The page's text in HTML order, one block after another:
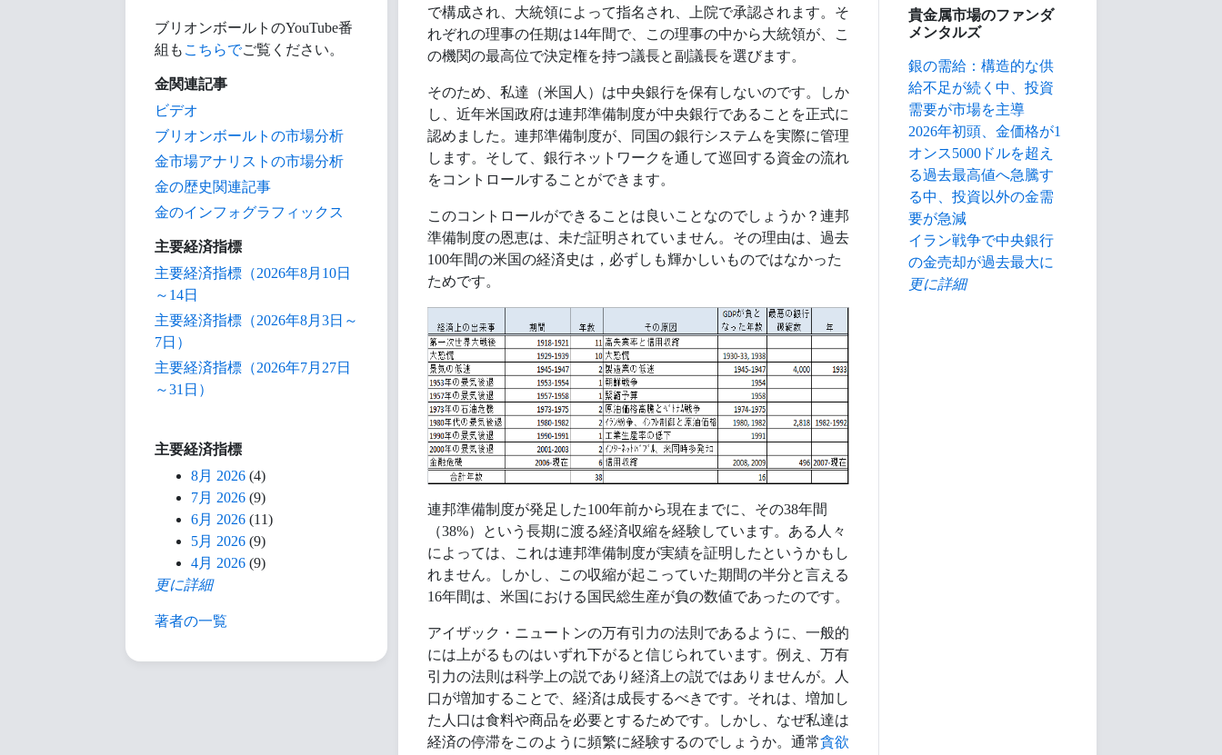
ブリオンボールトのYouTube番
組も こちらでご覧ください。
金関連記事
ビデオ
ブリオンボールトの市場分析
金市場アナリストの市場分析
金の歴史関連記事
金のインフォグラフィックス
主要経済指標
主要経済指標（2026年8月10日
～14日
主要経済指標（2026年8月3日～
7日）
主要経済指標（2026年7月27日
～31日）
主要経済指標
8月 2026 (4)
7月 2026 (9)
6月 2026 (11)
5月 2026 (9)
4月 2026 (9)
更に詳細
著者の一覧
で構成され、大統領によって指名され、上院で承認されます。そ
れぞれの理事の任期は14年間で、この理事の中から大統領が、こ
の機関の最高位で決定権を持つ議長と副議長を選びます。
そのため、私達（米国人）は中央銀行を保有しないのです。しか
し、近年米国政府は連邦準備制度が中央銀行であることを正式に
認めました。連邦準備制度が、同国の銀行システムを実際に管理
します。そして、銀行ネットワークを通して巡回する資金の流れ
をコントロールすることができます。
このコントロールができることは良いことなのでしょうか？連邦
準備制度の恩恵は、未だ証明されていません。その理由は、過去
100年間の米国の経済史は，必ずしも輝かしいものではなかった
ためです。
連邦準備制度が発足した100年前から現在までに、その38年間
（38%）という長期に渡る経済収縮を経験しています。ある人々
によっては、これは連邦準備制度が実績を証明したというかもし
れません。しかし、この収縮が起こっていた期間の半分と言える
16年間は、米国における国民総生産が負の数値であったのです。
アイザック・ニュートンの万有引力の法則であるように、一般的
には上がるものはいずれ下がると信じられています。例え、万有
引力の法則は科学上の説であり経済上の説ではありませんが。人
口が増加することで、経済は成長するべきです。それは、増加し
た人口は食料や商品を必要とするためです。しかし、なぜ私達は
経済の停滞をこのように頻繁に経験するのでしょうか。通常貪欲
貴金属市場のファンダ
メンタルズ
銀の需給：構造的な供
給不足が続く中、投資
需要が市場を主導
2026年初頭、金価格が1
オンス5000ドルを超え
る過去最高値へ急騰す
る中、投資以外の金需
要が急減
イラン戦争で中央銀行
の金売却が過去最大に
更に詳細